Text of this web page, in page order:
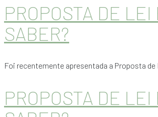
PROPOSTA DE
SABER?
Foi recentemente apresentada a Proposta
PROPOSTA DE